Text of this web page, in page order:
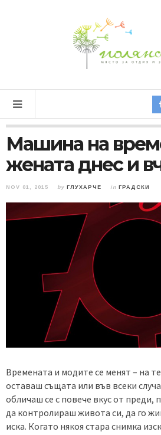
Машина на
жената днес и
NOV 01, 2015 by ГЛУХАРЧЕ in ГРАДСКИ
Времената и модите се менят – на
оставаш същата или във всеки
обличаш се с повече вкус от преди,
да контролираш живота си, да го
иска. Когато някоя стара снимка